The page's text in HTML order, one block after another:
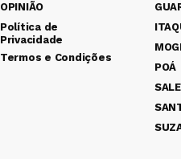
OPINIÃO
Política de
Privacidade
Termos e Condições
POÁ